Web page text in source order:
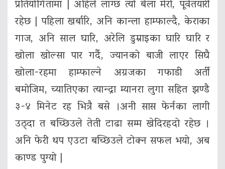
प्रतियोगितामा | अहिले लाग्छ त्यो बेला मेरो, पूर्वतयारी
रहेछ | पहिला खर्बारि, अनि कान्ला हाम्फाल्दै, केराका
गाज, अनि साल घारि, अरेलि डुम्राइका घारि घारि र
खोला खोल्सा पार गर्दै, ज्यानको बाजी लाएर सिघै
खोला-रहमा हाम्फाल्ने अग्रजका गफाडी अर्ती
बमोजिम, च्यातिएका त्यान्द्रा म्यानरा लुगा सहित झण्डै
३-४ मिनेट रह भित्रै बसे ।अनी सास फेर्नका लागी
उठ्दा त बच्छिउले तेती टाढा सम्म खेदिरहदो रहेछ ।
अनि फेरी थप एउटा बच्छिउले टोक्न सफल भयो, अब
काण्ड पुग्यो |